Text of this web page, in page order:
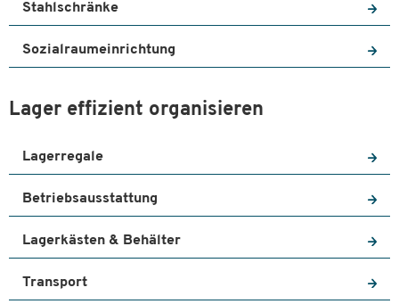
Stahlschränke
Sozialraumeinrichtung
Lager effizient organisieren
Lagerregale
Betriebsausstattung
Lagerkästen & Behälter
Transport